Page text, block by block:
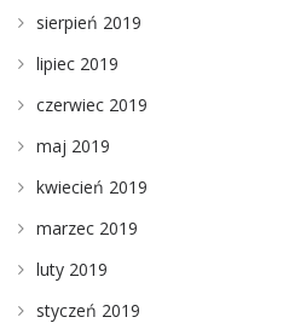
sierpień 2019
lipiec 2019
czerwiec 2019
maj 2019
kwiecień 2019
marzec 2019
luty 2019
styczeń 2019